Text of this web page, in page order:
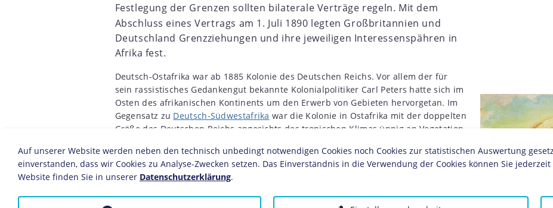
Festlegung der Grenzen sollten bilaterale Verträge regeln. Mit dem
Abschluss eines Vertrags am 1. Juli 1890 legten Großbritannien und
Deutschland Grenzziehungen und ihre jeweiligen Interessenspähren in
Afrika fest.
Deutsch-Ostafrika war ab 1885 Kolonie des Deutschen Reichs. Vor allem der für
sein rassistisches Gedankengut bekannte Kolonialpolitiker Carl Peters hatte sich im
Osten des afrikanischen Kontinents um den Erwerb von Gebieten hervorgetan. Im
Gegensatz zu Deutsch-Südwestafrika war die Kolonie in Ostafrika mit der doppelten
Größe des Deutschen Reichs angesichts des tropischen Klimas üppig an Vegetation.
Bantu an. Neben Angehörigen der im Nordosten der Kolonie ansässigen Massai
lebten an der Küste Deutsch-Ostafrikas zudem noch arabische Einwanderer aus
dem Oman. Sie unterhielten ausgezeichnete Handelsverbindungen vor allem ins
Landesinnere, aber auch nach Europa und in den Nahen Osten. Bis zum Beginn der
Auf unserer Website werden neben den technisch unbedingt notwendigen Cookies noch Cookies zur statistischen Auswertung
einverstanden, dass wir Cookies zu Analyse-Zwecken setzen. Das Einverständnis in die Verwendung der Cookies können Sie
Website finden Sie in unserer Datenschutzerklärung.